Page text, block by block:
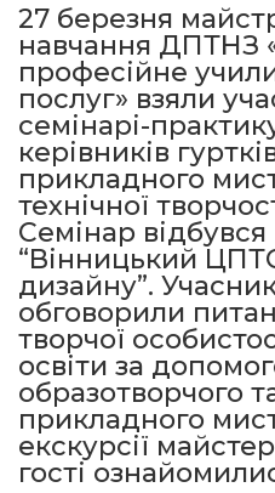
27 березня
навчання ДПТНЗ
професійне
послуг» взяли
семінарі-
керівників
прикладного
технічної
Семінар
“Вінницький
дизайну”.
обговорили
творчої
освіти за
образотворчого
прикладного
екскурсії
гості